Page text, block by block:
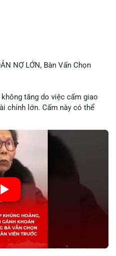
NỢ LỚN, Bàn Vấn Chọn
tăng do việc cấm giao
chính lớn. Cấm này có thể
vấn chuyển hướng tập trung
giảm chi phí hoặc điều chỉnh
thể ảnh hưởng đến thị trường
quan trong tương lai.